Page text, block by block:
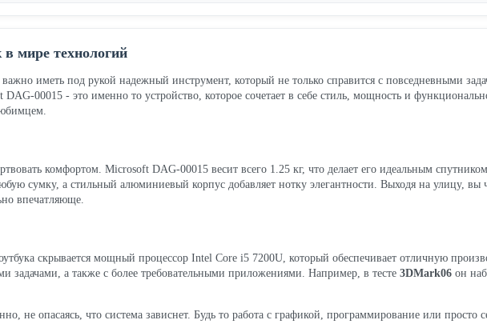
мире технологий
иметь под рукой надежный инструмент, который не только справится с повседневными
00015 - это именно то устройство, которое сочетает в себе стиль, мощность и
комфортом. Microsoft DAG-00015 весит всего 1.25 кг, что делает его идеальным
сумку, а стильный алюминиевый корпус добавляет нотку элегантности. Выходя на улицу, вы
впечатляюще.
скрывается мощный процессор Intel Core i5 7200U, который обеспечивает отличную
а также с более требовательными приложениями. Например, в тесте 3DMark06 он
не опасаясь, что система зависнет. Будь то работа с графикой, программирование или просто